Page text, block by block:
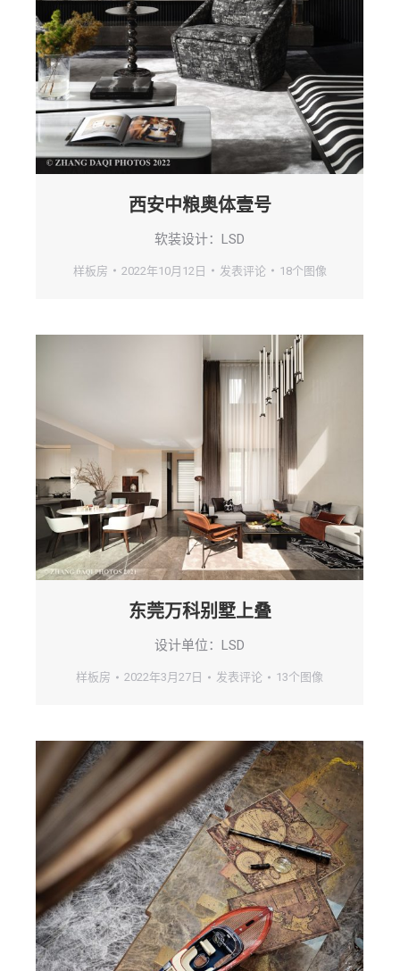
西安中粮奥体壹号
软装设计：LSD
样板房 2022年10月12日 发表评论 18个图像
东莞万科别墅上叠
设计单位：LSD
样板房 2022年3月27日 发表评论 13个图像